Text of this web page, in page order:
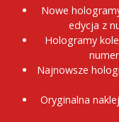
Nowe
edycja z
Hologramy
Najnowsze
Oryginalna